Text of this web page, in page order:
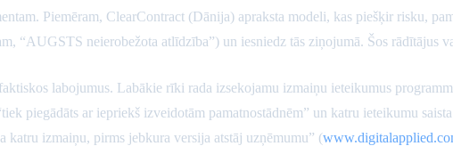
Piemēram, ClearContract (Dānija) apraksta modeli, kas piešķir risku,
“AUGSTS neierobežota atlīdzība”) un iesniedz tās ziņojumā. Šos rādītājus
labojumus. Labākie rīki rada izsekojamu izmaiņu ieteikumus
piegādāts ar iepriekš izveidotām pamatnostādnēm” un katru ieteikumu
katru izmaiņu, pirms jebkura versija atstāj uzņēmumu” (